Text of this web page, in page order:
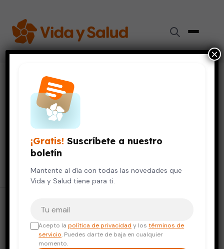
Resultados para "
de alzheimer
187 resultados encontrados
Buscar:
¡Gratis! Suscríbete a nuestro
boletín
Mantente al día con todas las novedades que
Vida y Salud tiene para ti.
Acepto lapolítica de privacidad y lostérminos de
servicio. Puedes darte de baja en cualquier
momento.
×